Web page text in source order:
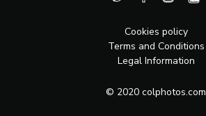
Cookies policy
Terms and Conditions
Legal Information
© 2020 colphotos.com